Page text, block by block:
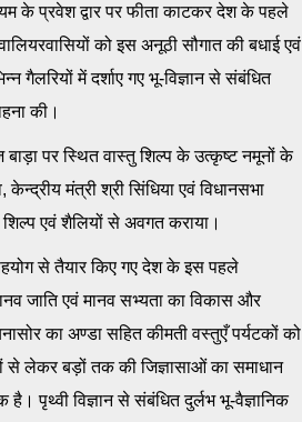
के प्रवेश द्वार पर फीता काटकर देश के पहले
को इस अनूठी सौगात की बधाई एवं
गैलरियों में दर्शाए गए भू-विज्ञान से संबंधित
की।
पर स्थित वास्तु शिल्प के उत्कृष्ट नमूनों के
मंत्री श्री सिंधिया एवं विधानसभा
शिल्प एवं शैलियों से अवगत कराया।
सहयोग से तैयार किए गए देश के इस पहले
जाति एवं मानव सभ्यता का विकास और
का अण्डा सहित कीमती वस्तुएँ पर्यटकों को
से लेकर बड़ों तक की जिज्ञासाओं का समाधान
पृथ्वी विज्ञान से संबंधित दुर्लभ भू-वैज्ञानिक